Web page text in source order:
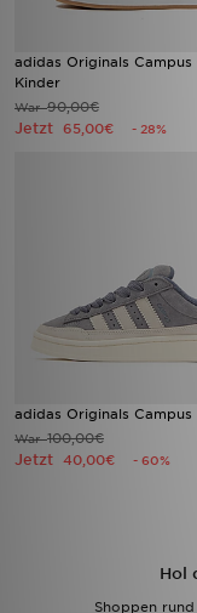
adidas Originals Campus
Kinder
War90,00€
Jetzt 65,00€ - 28%
adidas Originals Campus
War100,00€
Jetzt 40,00€ - 60%
Hol
Shoppen